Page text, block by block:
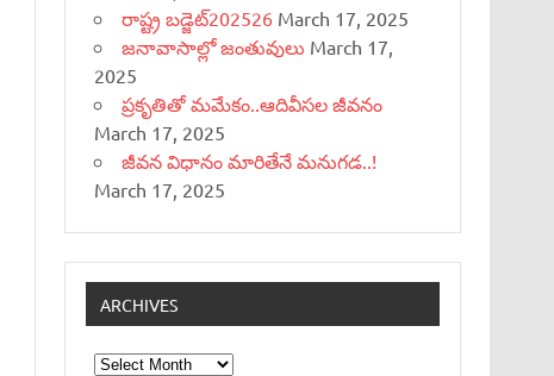
రాష్ట్ర బడ్జెట్‌202526 March 17, 2025
జనావాసాల్లో జంతువులు March 17,
2025
ప్రకృతితో మమేకం..ఆదివీసల జీవనం
March 17, 2025
జీవన విధానం మారితేనే మనుగడ..!
March 17, 2025
ARCHIVES
Archives